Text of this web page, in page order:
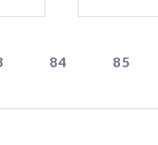
84 85